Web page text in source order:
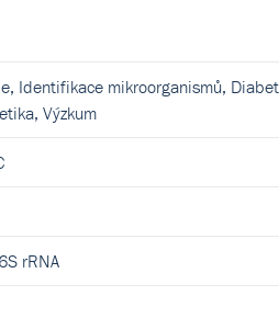
Identifikace mikroorganismů,
Výzkum
rRNA